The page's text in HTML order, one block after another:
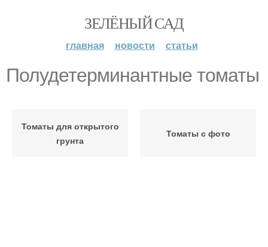
ЗЕЛЁНЫЙ САД
главная новости статьи
Полудетерминантные томаты
Томаты для открытого
грунта
Томаты с фото